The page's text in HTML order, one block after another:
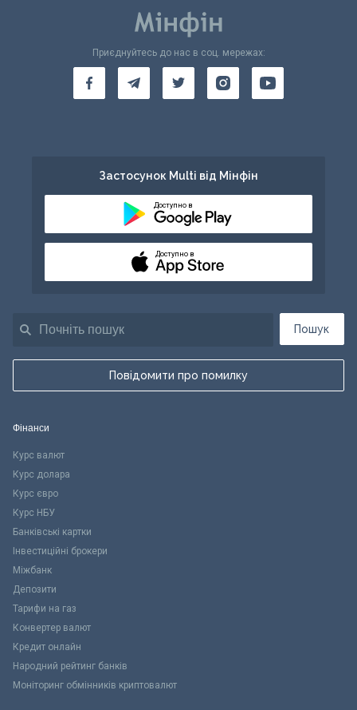
Пошук
Повідомити про помилку
Приєднуйтесь до нас в соц. мережах:
Застосунок Multi від Мінфін
Доступно в
Доступно в
Фінанси
Курс валют
Курс долара
Курс євро
Курс НБУ
Банківські картки
Інвестиційні брокери
Міжбанк
Депозити
Тарифи на газ
Конвертер валют
Кредит онлайн
Народний рейтинг банків
Моніторинг обмінників криптовалют